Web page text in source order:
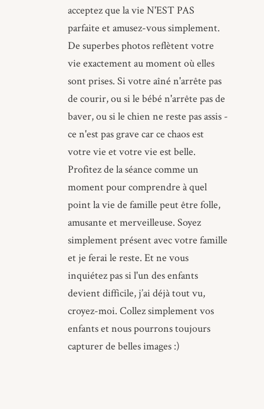
acceptez que la vie N'EST PAS
parfaite et amusez-vous simplement.
De superbes photos reflètent votre
vie exactement au moment où elles
sont prises. Si votre aîné n'arrête pas
de courir, ou si le bébé n'arrête pas de
baver, ou si le chien ne reste pas assis -
ce n'est pas grave car ce chaos est
votre vie et votre vie est belle.
Profitez de la séance comme un
moment pour comprendre à quel
point la vie de famille peut être folle,
amusante et merveilleuse. Soyez
simplement présent avec votre famille
et je ferai le reste. Et ne vous
inquiétez pas si l'un des enfants
devient difficile, j’ai déjà tout vu,
croyez-moi. Collez simplement vos
enfants et nous pourrons toujours
capturer de belles images :)